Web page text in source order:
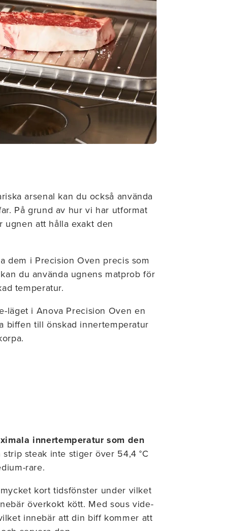
arsenal kan du också använda
På grund av hur vi har utformat
att hålla exakt den
dem i Precision Oven precis som
du använda ugnens matprob för
temperatur.
läget i Anova Precision Oven en
biffen till önskad innertemperatur
innertemperatur som den
steak inte stiger över 54,4 °C
rare.
kort tidsfönster under vilket
överkokt kött. Med sous vide-
innebär att din biff kommer att